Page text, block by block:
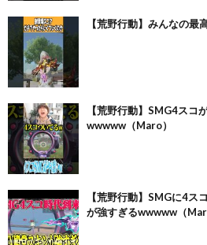
【荒野行動】みんなの最
【荒野行動】SMG4スコ
wwwww（Maro）
【荒野行動】SMGに4ス
が強すぎるwwwww（